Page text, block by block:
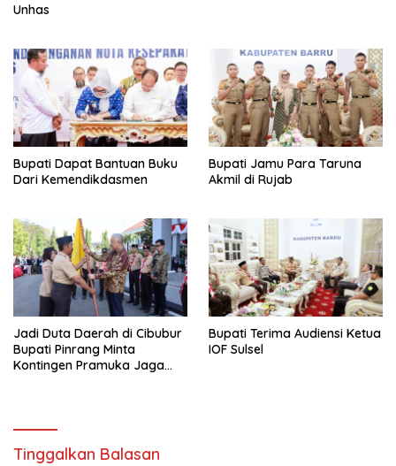
Unhas
Bupati Dapat Bantuan Buku
Dari Kemendikdasmen
Bupati Jamu Para Taruna
Akmil di Rujab
Jadi Duta Daerah di Cibubur
Bupati Pinrang Minta
Kontingen Pramuka Jaga
Bupati Terima Audiensi Ketua
IOF Sulsel
Tinggalkan Balasan